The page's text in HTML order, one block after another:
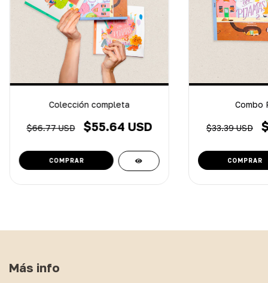
Colección completa
$66.77 USD $55.64 USD
Combo
$33.39 USD
Más info